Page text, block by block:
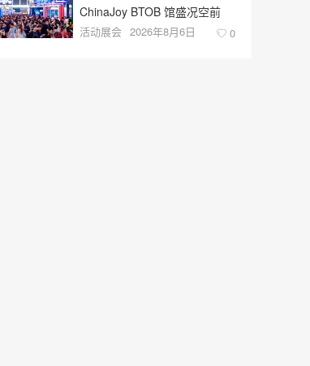
ChinaJoy BTOB 馆盛况空前
活动展会 2026年8月6日 0